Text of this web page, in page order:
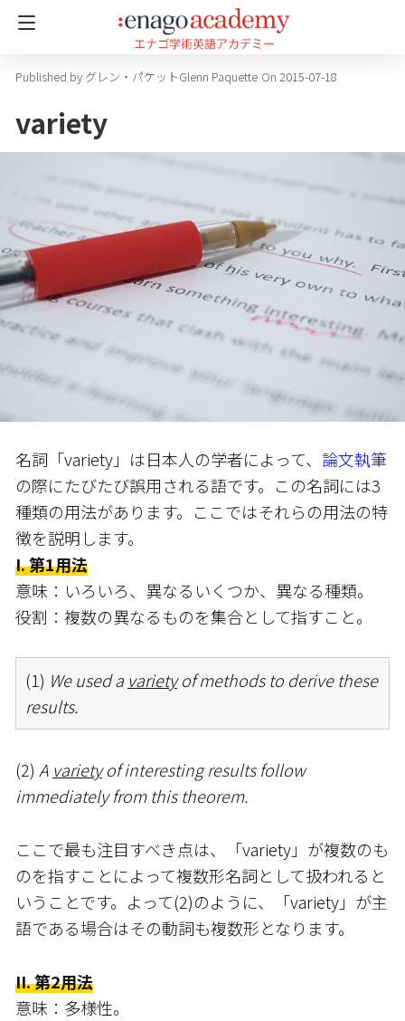
グレン・パケットGlenn Paquette On 2015-07-18
variety
名詞「variety」は日本人の学者によって、 論文執筆
の際にたびたび誤用される語です。この名詞には3
種類の用法があります。ここではそれらの用法の特
徴を説明します。
I. 第1用法
意味：いろいろ、異なるいくつか、異なる種類。
役割：複数の異なるものを集合として指すこと。
(1) We used a varietyof methods to derive these
results.
(2) A varietyof interesting results follow
immediately from this theorem.
ここで最も注目すべき点は、「variety」が複数のも
のを指すことによって複数形名詞として扱われると
いうことです。よって(2)のように、「variety」が主
語である場合はその動詞も複数形となります。
II. 第2用法
意味：多様性。